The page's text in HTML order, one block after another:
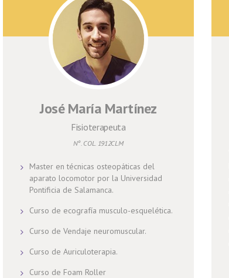
José María Martínez
Fisioterapeuta
Nº. COL. 1912CLM
Master en técnicas osteopáticas del
aparato locomotor por la Universidad
Pontificia de Salamanca.
Curso de ecografía musculo-esquelética.
Curso de Vendaje neuromuscular.
Curso de Auriculoterapia.
Curso de Foam Roller